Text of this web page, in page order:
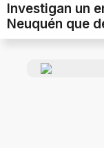
Investigan un
Neuquén que